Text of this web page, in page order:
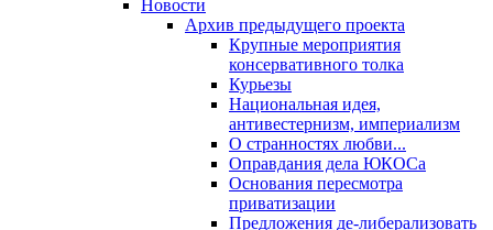
Новости
Архив предыдущего проекта
Крупные мероприятия
консервативного толка
Курьезы
Национальная идея,
антивестернизм, империализм
О странностях любви...
Оправдания дела ЮКОСа
Основания пересмотра
приватизации
Предложения де-либерализовать